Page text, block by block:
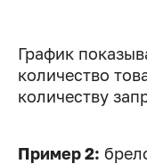
График
количество
количеству
Пример 2: